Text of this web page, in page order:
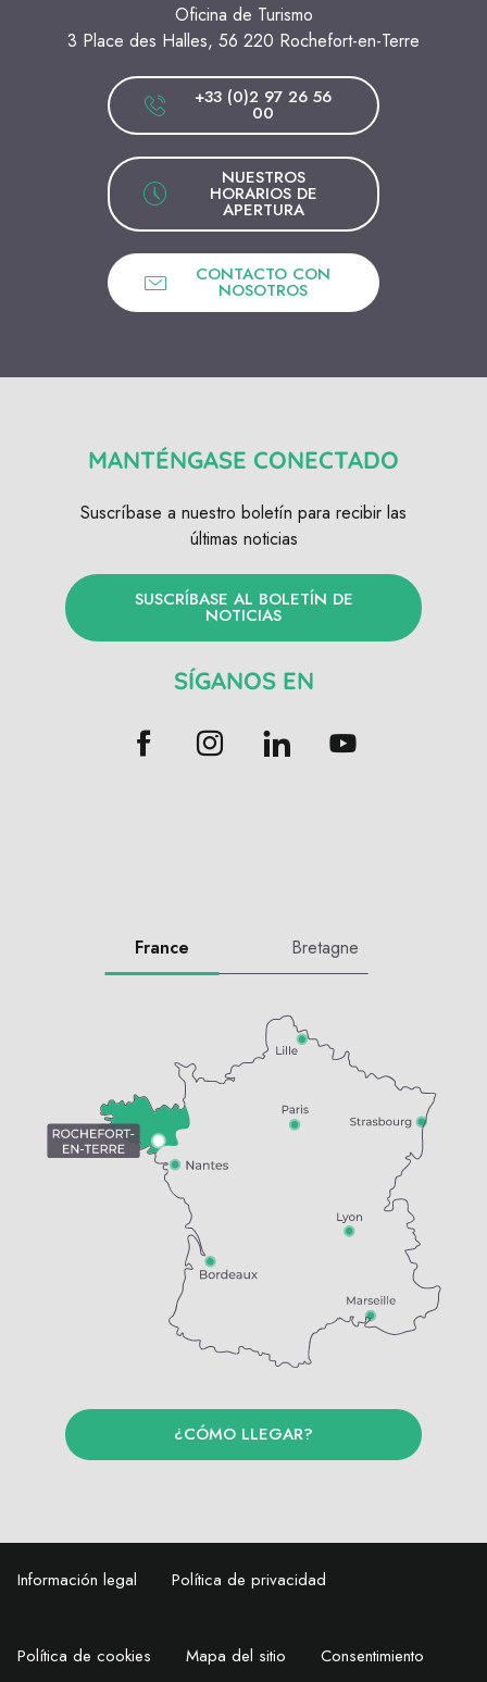
Oficina de Turismo
3 Place des Halles, 56 220 Rochefort-en-Terre
+33 (0)2 97 26 56
00
NUESTROS
HORARIOS DE
APERTURA
CONTACTO CON
NOSOTROS
MANTÉNGASE CONECTADO
Suscríbase a nuestro boletín para recibir las
últimas noticias
SUSCRÍBASE AL BOLETÍN DE
NOTICIAS
SÍGANOS EN
France Bretagne
¿CÓMO LLEGAR?
Información legal Política de privacidad
Política de cookies Mapa del sitio Consentimiento